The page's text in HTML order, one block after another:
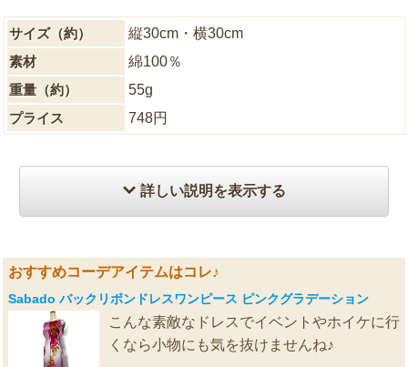
サイズ（約）
縦30cm・横30cm
素材
綿100％
重量（約）
55g
プライス
748円
詳しい説明を表示する
おすすめコーデアイテムはコレ♪
Sabado バックリボンドレスワンピース ピンクグラデーション
こんな素敵なドレスでイベントやホイケに行
くなら小物にも気を抜けませんね♪